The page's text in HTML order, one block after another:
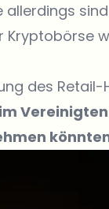
des Retail-